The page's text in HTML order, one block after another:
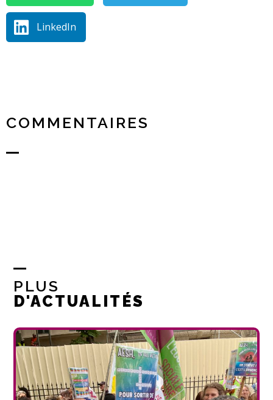
LinkedIn
COMMENTAIRES
PLUS
D'ACTUALITÉS